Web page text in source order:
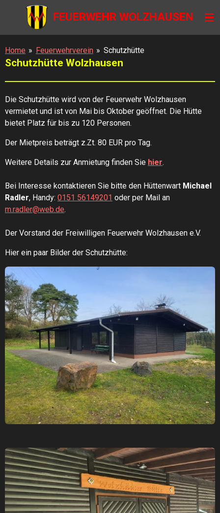
Hauptinhalt
springen
FEUERWEHR WOLZHAUSEN
Home » Feuerwehrverein » Schutzhütte
Schutzhütte Wolzhausen
Die Schutzhütte wird von der Feuerwehr Wolzhausen
vermietet und ist von Mai bis Oktober geöffnet. Die Hütte
bietet Platz für bis zu 120 Personen.
Der Mietpreis beträgt z.Zt. 80 EUR pro Tag.
Weitere Details zur Anmietung finden Sie hier.
Bei Interesse kontaktieren Sie bitte den Hüttenwart Michael
Radler, Handy: 0151 56149201 oder per Mail an
m.radler@web.de.
Der Vorstand der Freiwilligen Feuerwehr Wolzhausen e.V.
Hier ein paar Bilder der Schutzhütte: